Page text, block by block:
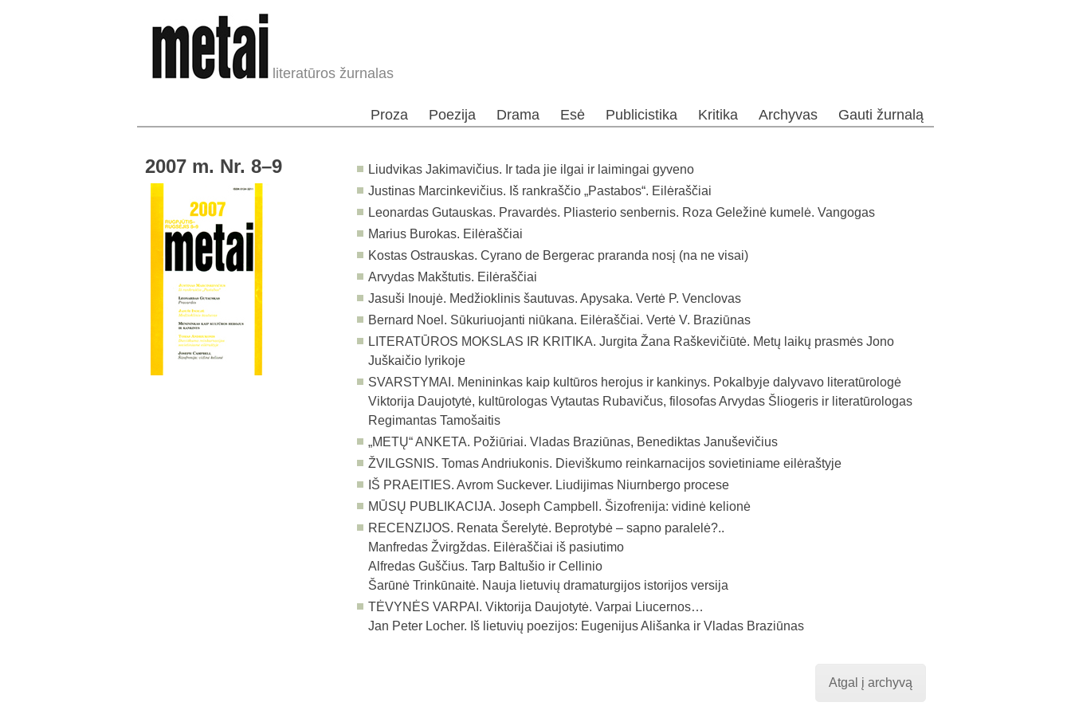
literatūros žurnalas
Proza Poezija Drama Esė Publicistika Kritika Archyvas Gauti žurnalą
2007 m. Nr. 8–9
Liudvikas Jakimavičius. Ir tada jie ilgai ir laimingai gyveno
Justinas Marcinkevičius. Iš rankraščio „Pastabos“. Eilėraščiai
Leonardas Gutauskas. Pravardės. Pliasterio senbernis. Roza Geležinė kumelė. Vangogas
Marius Burokas. Eilėraščiai
Kostas Ostrauskas. Cyrano de Bergerac praranda nosį (na ne visai)
Arvydas Makštutis. Eilėraščiai
Jasuši Inoujė. Medžioklinis šautuvas. Apysaka. Vertė P. Venclovas
Bernard Noel. Sūkuriuojanti niūkana. Eilėraščiai. Vertė V. Braziūnas
LITERATŪROS MOKSLAS IR KRITIKA. Jurgita Žana Raškevičiūtė. Metų laikų prasmės Jono
Juškaičio lyrikoje
SVARSTYMAI. Menininkas kaip kultūros herojus ir kankinys. Pokalbyje dalyvavo literatūrologė
Viktorija Daujotytė, kultūrologas Vytautas Rubavičus, filosofas Arvydas Šliogeris ir literatūrologas
Regimantas Tamošaitis
„METŲ“ ANKETA. Požiūriai. Vladas Braziūnas, Benediktas Januševičius
ŽVILGSNIS. Tomas Andriukonis. Dieviškumo reinkarnacijos sovietiniame eilėraštyje
IŠ PRAEITIES. Avrom Suckever. Liudijimas Niurnbergo procese
MŪSŲ PUBLIKACIJA. Joseph Campbell. Šizofrenija: vidinė kelionė
RECENZIJOS. Renata Šerelytė. Beprotybė – sapno paralelė?..
Manfredas Žvirgždas. Eilėraščiai iš pasiutimo
Alfredas Guščius. Tarp Baltušio ir Cellinio
Šarūnė Trinkūnaitė. Nauja lietuvių dramaturgijos istorijos versija
TĖVYNĖS VARPAI. Viktorija Daujotytė. Varpai Liucernos…
Jan Peter Locher. Iš lietuvių poezijos: Eugenijus Ališanka ir Vladas Braziūnas
Atgal į archyvą